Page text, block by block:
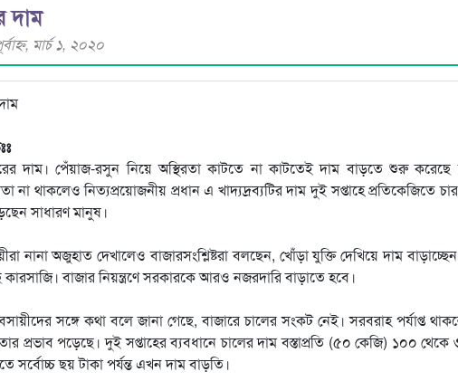
দাম
মার্চ ১, ২০২০
দাম। পেঁয়াজ-রসুন নিয়ে অস্থিরতা কাটতে না কাটতেই দাম বাড়তে শুরু করেছে
না থাকলেও নিত্যপ্রয়োজনীয় প্রধান এ খাদ্যদ্রব্যটির দাম দুই সপ্তাহে প্রতিকেজিতে
সাধারণ মানুষ।
নানা অজুহাত দেখালেও বাজারসংশ্লিষ্টরা বলছেন, খোঁড়া যুক্তি দেখিয়ে দাম
বাজার নিয়ন্ত্রণে সরকারকে আরও নজরদারি বাড়াতে হবে।
সঙ্গে কথা বলে জানা গেছে, বাজারে চালের সংকট নেই। সরবরাহ পর্যাপ্ত
প্রভাব পড়েছে। দুই সপ্তাহের ব্যবধানে চালের দাম বস্তাপ্রতি (৫০ কেজি) ১০০
সর্বোচ্চ ছয় টাকা পর্যন্ত এখন দাম বাড়তি।